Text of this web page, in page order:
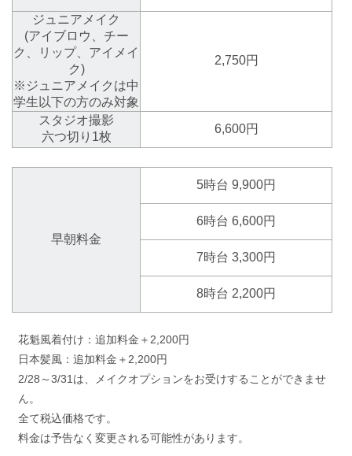
ジュニアメイク
(アイブロウ、チー
ク、リップ、アイメイ
ク)
※ジュニアメイクは中
学生以下の方のみ対象
2,750円
スタジオ撮影
六つ切り1枚
6,600円
早朝料金
5時台 9,900円
6時台 6,600円
7時台 3,300円
8時台 2,200円
花魁風着付け：追加料金＋2,200円
日本髪風：追加料金＋2,200円
2/28～3/31は、メイクオプションをお受けすることができませ
ん。
全て税込価格です。
料金は予告なく変更される可能性があります。